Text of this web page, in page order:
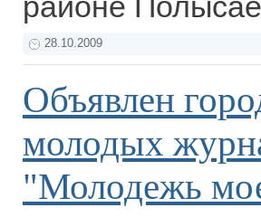
28.10.2009
Объявлен
молодых
"Молодежь